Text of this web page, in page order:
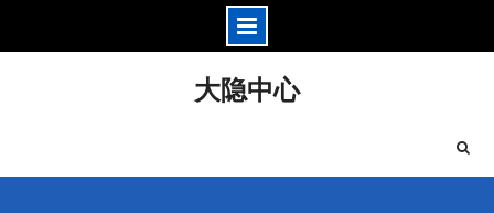
大隐中心